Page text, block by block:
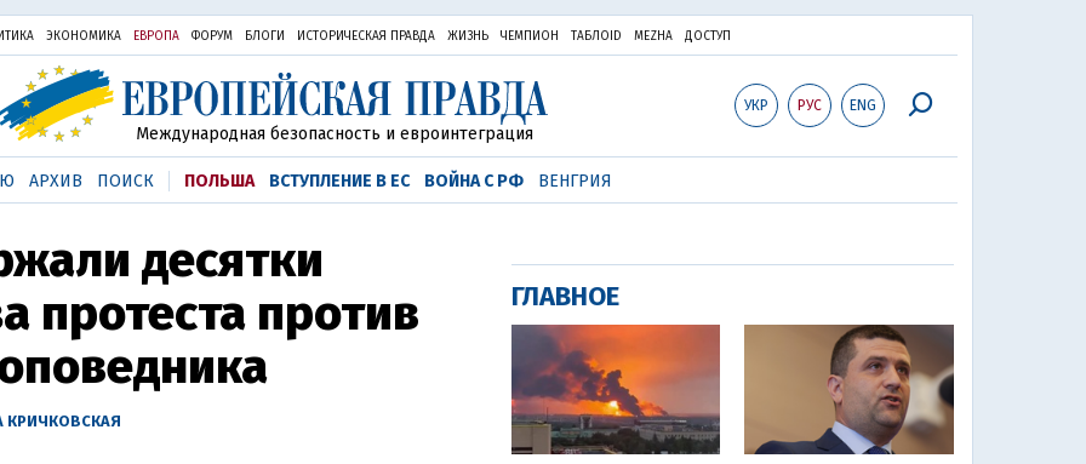
ЭКОНОМИКА ЕВРОПА ФОРУМ БЛОГИ ИСТОРИЧЕСКАЯ ПРАВДА ЖИЗНЬ ЧЕМПИОН ТАБЛОID MEZHA ДОСТУП
УКР РУС ENG
Международная безопасность и евроинтеграция
АРХИВ ПОИСК ПОЛЬША ВСТУПЛЕНИЕ В ЕС ВОЙНА С РФ ВЕНГРИЯ
десятки
протеста против
КРИЧКОВСКАЯ
ГЛАВНОЕ